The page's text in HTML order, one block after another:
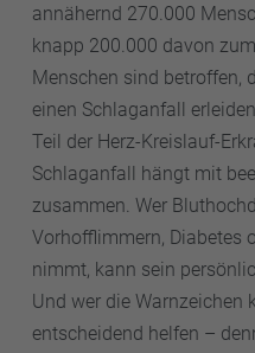
annähernd 270.000
knapp 200.000 davon
Menschen sind betroffen,
einen Schlaganfall
Teil der Herz-Kreislauf-
Schlaganfall hängt mit
zusammen. Wer
Vorhofflimmern, Diabetes
nimmt, kann sein
Und wer die Warnzeichen
entscheidend helfen –